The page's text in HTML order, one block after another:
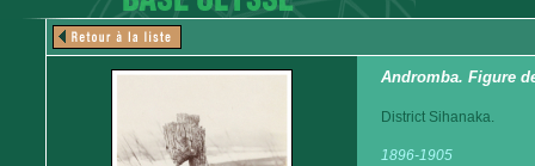
Andromba. Figure
District Sihanaka.
1896-1905